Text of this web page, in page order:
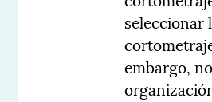
seleccionar
embargo,